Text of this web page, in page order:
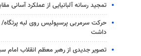
تمجید رسانه آلبانیایی از عملکرد آسانی
حرکت سرمربی پرسپولیس روی لبه پرتگاه/
داشت
تصویر جدیدی از رهبر معظم انقلاب امام